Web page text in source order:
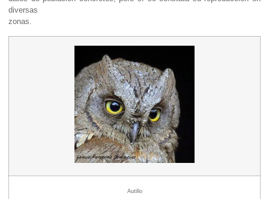
diversas
zonas.
Autillo